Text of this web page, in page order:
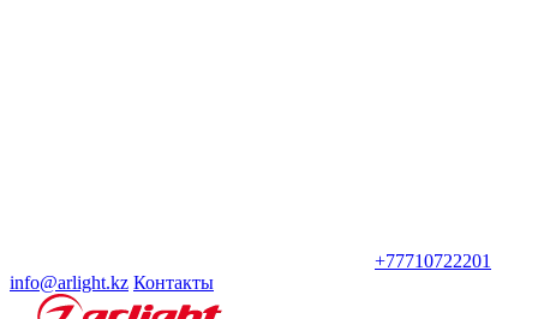
+77710722201
info@arlight.kz Контакты